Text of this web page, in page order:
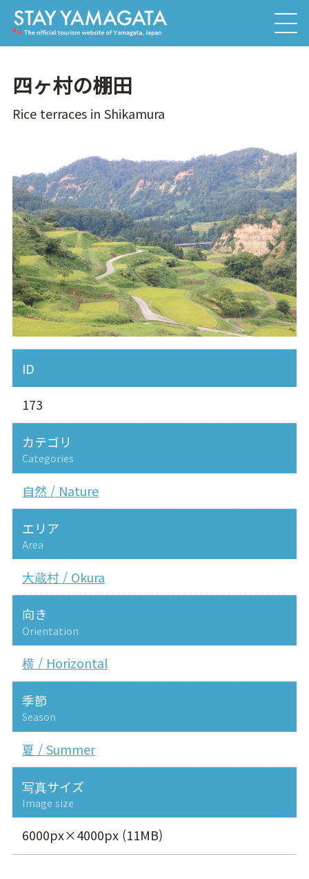
四ヶ村の棚田
Rice terraces in Shikamura
ID
173
カテゴリ
Categories
自然 / Nature
エリア
Area
大蔵村 / Okura
向き
Orientation
横 / Horizontal
季節
Season
夏 / Summer
写真サイズ
Image size
6000px×4000px (11MB)